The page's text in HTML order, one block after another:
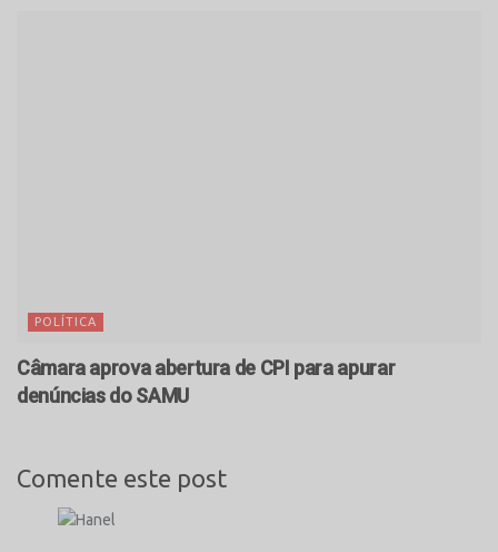
POLÍTICA
Câmara aprova abertura de CPI para apurar
denúncias do SAMU
Comente este post